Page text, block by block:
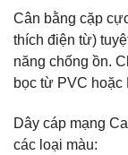
Cân bằng cặp
thích điện từ)
năng chống ồn.
bọc từ PVC hoặc
Dây cáp mạng
các loại màu: